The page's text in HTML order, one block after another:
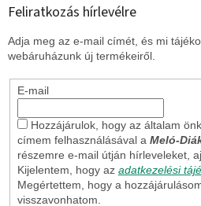
Feliratkozás hírlevélre
Adja meg az e-mail címét, és mi
webáruházunk új termékeiről.
E-mail
Hozzájárulok, hogy az általam
címem felhasználásával a Meló-
részemre e-mail útján hírleveleket,
Kijelentem, hogy az adatkezelési
Megértettem, hogy a
visszavonhatom.